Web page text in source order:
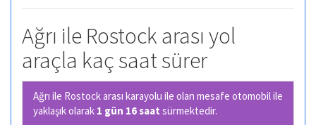
Ağrı ile Rostock arası yol
araçla kaç saat sürer
Ağrı ile Rostock arası karayolu ile olan mesafe otomobil ile
yaklaşık olarak 1 gün 16 saat sürmektedir.